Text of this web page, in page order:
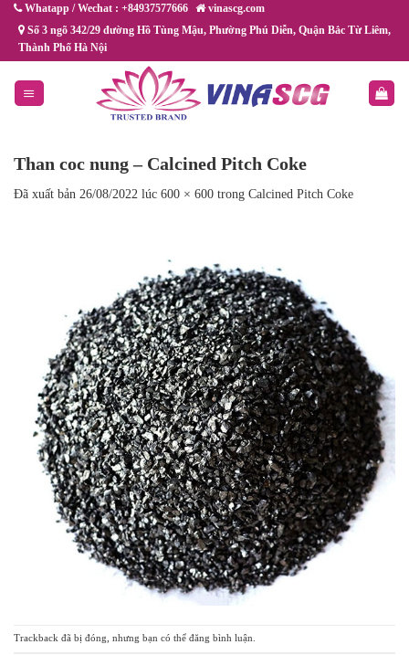
ChuyểnWhatapp / Wechat : +84937577666
vinascg.com
Số 3 ngõ 342/29 đường Hồ Tùng Mậu, Phường Phú Diễn, Quận Bắc Từ Liêm,
Thành Phố Hà Nội
Than coc nung – Calcined Pitch Coke
Đã xuất bản 26/08/2022 lúc 600 × 600 trong Calcined Pitch Coke
Trackback đã bị đóng, nhưng bạn có thể đăng bình luận